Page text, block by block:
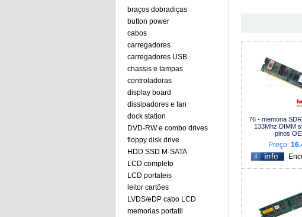
braços dobradiças
button power
cabos
carregadores
carregadores USB
chassis e tampas
controladoras
display board
dissipadores e fan
dock station
DVD-RW e combo drives
floppy disk drive
HDD SSD M-SATA
LCD completo
LCD portateis
leitor cartões
LVDS/eDP cabo LCD
memorias portatil
76 - memoria
133Mhz DIMM
pinos
Preço: